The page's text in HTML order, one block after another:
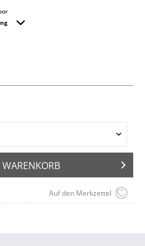
WARENKORB
Auf den Merkzettel